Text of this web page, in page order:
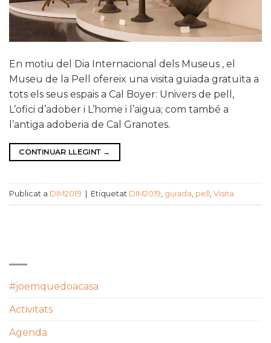
En motiu del Dia Internacional dels Museus , el
Museu de la Pell ofereix una visita guiada gratuïta a
tots els seus espais a Cal Boyer: Univers de pell,
L’ofici d’adober i L’home i l’aigua; com també a
l’antiga adoberia de Cal Granotes.
CONTINUAR LLEGINT →
Publicat a DIM2019 | Etiquetat DIM2019 guiada pell Visita
#joemquedoacasa
Activitats
Agenda